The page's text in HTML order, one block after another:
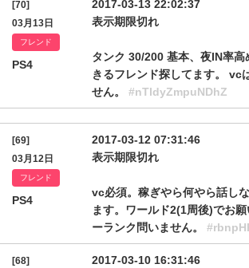
[70]
03月13日
フレンド
PS4
2017-03-13 22:02:37
表示期限切れ
タンク 30/200 基本、夜IN率
きるフレンド探してます。 vc
せん。 #nTldyZmpuNDhZ
[69]
03月12日
フレンド
PS4
2017-03-12 07:31:46
表示期限切れ
vc必須。稼ぎやら何やら話し
ます。ワールド2(1周後)でお
ーランク問いません。
[68]
2017-03-10 16:31:46